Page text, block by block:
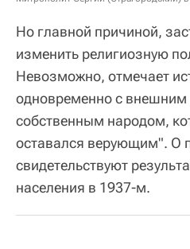
Но главной причиной,
изменить религиозную
Невозможно, отмечает
одновременно с внешним
собственным народом,
оставался верующим". О
свидетельствуют
населения в 1937-м.